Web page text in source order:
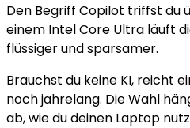
Den Begriff Copilot triffst du
einem Intel Core Ultra läuft
flüssiger und sparsamer.
Brauchst du keine KI, reicht
noch jahrelang. Die Wahl
ab, wie du deinen Laptop